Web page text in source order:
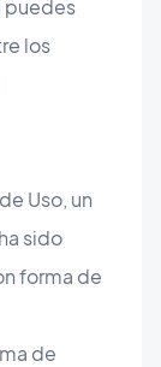
puedes
los
Uso, un
sido
forma de
de